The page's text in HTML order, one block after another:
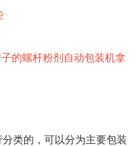
的螺杆粉剂自动包装机拿
类的，可以分为主要包装